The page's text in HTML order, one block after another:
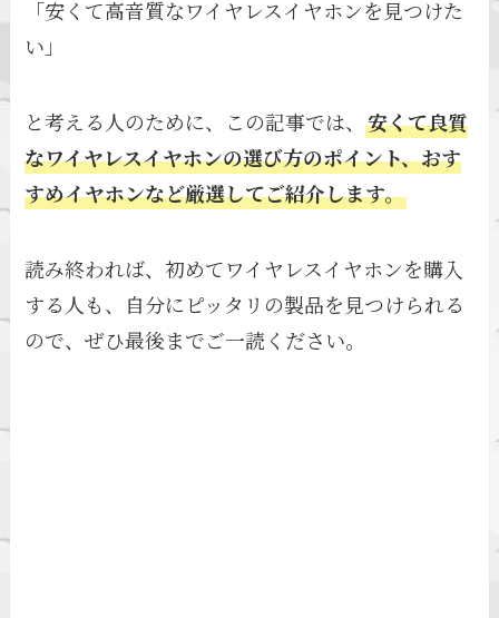
「安くて高音質なワイヤレスイヤホンを見つけた
い」
と考える人のために、この記事では、安くて良質
なワイヤレスイヤホンの選び方のポイント、おす
すめイヤホンなど厳選してご紹介します。
読み終われば、初めてワイヤレスイヤホンを購入
する人も、自分にピッタリの製品を見つけられる
ので、ぜひ最後までご一読ください。